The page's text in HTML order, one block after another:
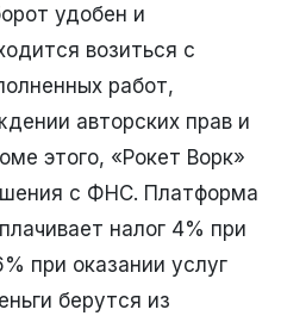
удобен и
возиться с
работ,
авторских прав и
этого, «Рокет Ворк»
с ФНС. Платформа
налог 4% при
при оказании услуг
берутся из